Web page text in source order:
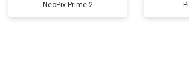
NeoPix Prime 2